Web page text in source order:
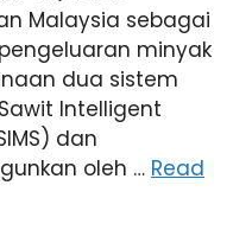
Malaysia sebagai
minyak
dua sistem
Intelligent
dan
oleh … Read